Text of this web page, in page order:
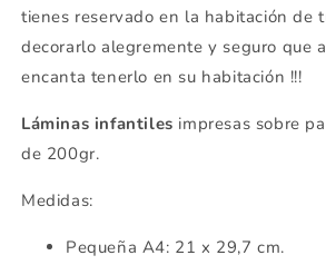
tienes reservado en la habitación de
decorarlo alegremente y seguro que
encanta tenerlo en su habitación !!!
Láminas infantiles impresas sobre
de 200gr.
Medidas:
Pequeña A4: 21 x 29,7 cm.